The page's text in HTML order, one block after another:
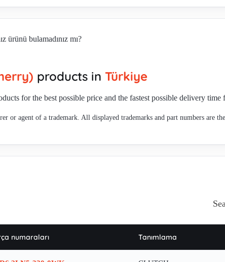
ürünü bulamadınız mı?
products in Türkiye
for the best possible price and the fastest possible delivery time
or agent of a trademark. All displayed trademarks and part numbers are
numaraları Tanımlama